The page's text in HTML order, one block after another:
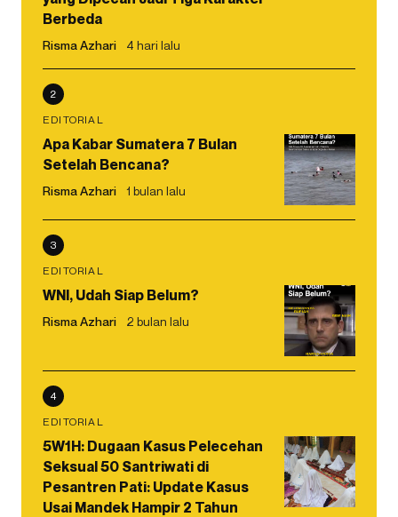
Berbeda
Risma Azhari 4 hari lalu
2
EDITORIAL
Apa Kabar Sumatera 7 Bulan
Setelah Bencana?
Risma Azhari 1 bulan lalu
3
EDITORIAL
WNI, Udah Siap Belum?
Risma Azhari 2 bulan lalu
4
EDITORIAL
5W1H: Dugaan Kasus Pelecehan
Seksual 50 Santriwati di
Pesantren Pati: Update Kasus
Usai Mandek Hampir 2 Tahun